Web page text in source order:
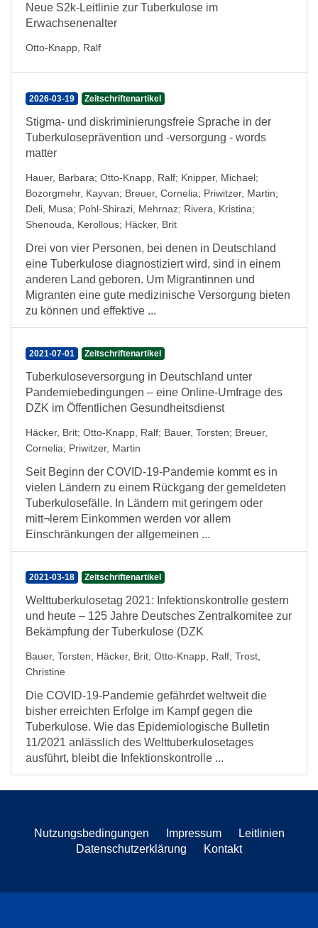
Neue S2k-Leitlinie zur Tuberkulose im
Erwachsenenalter
Otto-Knapp, Ralf
2026-03-19 Zeitschriftenartikel
Stigma- und diskriminierungsfreie Sprache in der
Tuberkuloseprävention und -versorgung - words
matter
Hauer, Barbara; Otto-Knapp, Ralf; Knipper, Michael;
Bozorgmehr, Kayvan; Breuer, Cornelia; Priwitzer, Martin;
Deli, Musa; Pohl-Shirazi, Mehrnaz; Rivera, Kristina;
Shenouda, Kerollous; Häcker, Brit
Drei von vier Personen, bei denen in Deutschland
eine Tuberkulose diagnostiziert wird, sind in einem
anderen Land geboren. Um Migrantinnen und
Migranten eine gute medizinische Versorgung bieten
zu können und effektive ...
2021-07-01 Zeitschriftenartikel
Tuberkuloseversorgung in Deutschland unter
Pandemiebedingungen – eine Online-Umfrage des
DZK im Öffentlichen Gesundheitsdienst
Häcker, Brit; Otto-Knapp, Ralf; Bauer, Torsten; Breuer,
Cornelia; Priwitzer, Martin
Seit Beginn der COVID-19-Pandemie kommt es in
vielen Ländern zu einem Rückgang der gemeldeten
Tuberkulosefälle. In Ländern mit geringem oder
mitt¬lerem Einkommen werden vor allem
Einschränkungen der allgemeinen ...
2021-03-18 Zeitschriftenartikel
Welttuberkulosetag 2021: Infektionskontrolle gestern
und heute – 125 Jahre Deutsches Zentralkomitee zur
Bekämpfung der Tuberkulose (DZK
Bauer, Torsten; Häcker, Brit; Otto-Knapp, Ralf; Trost,
Christine
Die COVID-19-Pandemie gefährdet weltweit die
bisher erreichten Erfolge im Kampf gegen die
Tuberkulose. Wie das Epidemiologische Bulletin
11/2021 anlässlich des Welttuberkulosetages
ausführt, bleibt die Infektionskontrolle ...
Nutzungsbedingungen Impressum
Leitlinien
Datenschutzerklärung
Kontakt